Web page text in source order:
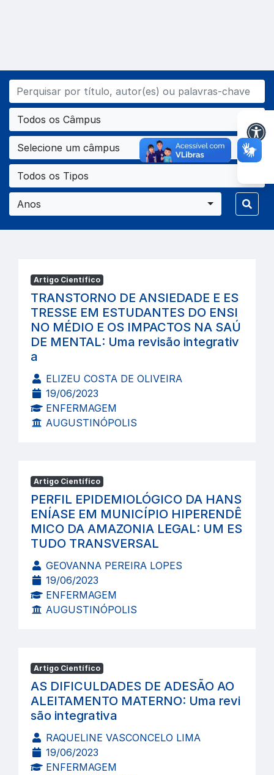
Todos os Câmpus
Selecione um câmpus
Todos os Tipos
Anos
Artigo Científico
TRANSTORNO DE ANSIEDADE E ES
TRESSE EM ESTUDANTES DO ENSI
NO MÉDIO E OS IMPACTOS NA SAÚ
DE MENTAL: Uma revisão integrativ
a
ELIZEU COSTA DE OLIVEIRA
19/06/2023
ENFERMAGEM
AUGUSTINÓPOLIS
Artigo Científico
PERFIL EPIDEMIOLÓGICO DA HANS
ENÍASE EM MUNICÍPIO HIPERENDÊ
MICO DA AMAZONIA LEGAL: UM ES
TUDO TRANSVERSAL
GEOVANNA PEREIRA LOPES
19/06/2023
ENFERMAGEM
AUGUSTINÓPOLIS
Artigo Científico
AS DIFICULDADES DE ADESÃO AO
ALEITAMENTO MATERNO: Uma revi
são integrativa
RAQUELINE VASCONCELO LIMA
19/06/2023
ENFERMAGEM